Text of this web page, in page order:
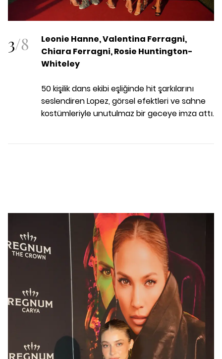
3/8
Leonie Hanne, Valentina Ferragni,
Chiara Ferragni, Rosie Huntington-
Whiteley
50 kişilik dans ekibi eşliğinde hit şarkılarını
seslendiren Lopez, görsel efektleri ve sahne
kostümleriyle unutulmaz bir geceye imza attı.